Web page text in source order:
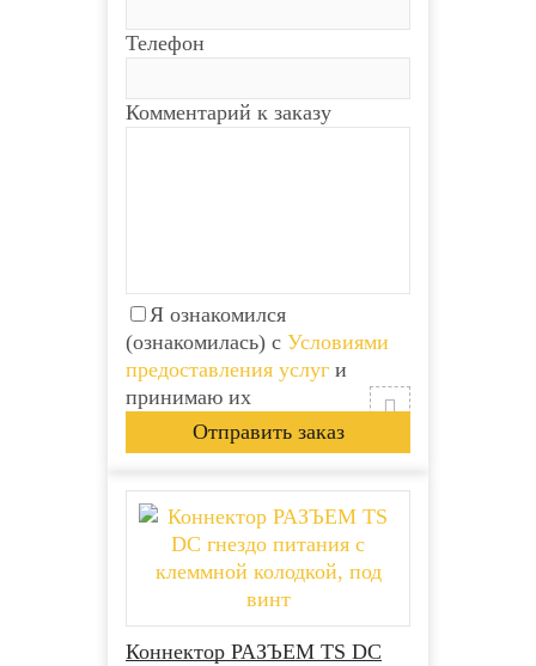
Телефон
Комментарий к заказу
Я ознакомился
(ознакомилась) с Условиями
предоставления услуг и
принимаю их
Коннектор РАЗЪЕМ TS DC